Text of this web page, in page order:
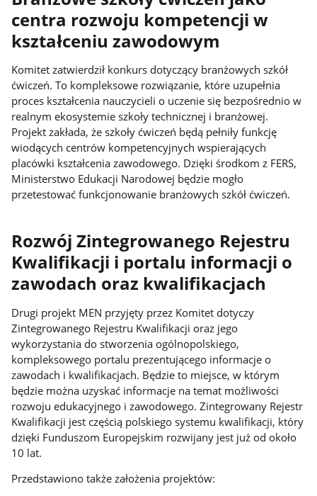
centra rozwoju kompetencji w
kształceniu zawodowym
Komitet zatwierdził konkurs dotyczący branżowych szkół
ćwiczeń. To kompleksowe rozwiązanie, które uzupełnia
proces kształcenia nauczycieli o uczenie się bezpośrednio w
realnym ekosystemie szkoły technicznej i branżowej.
Projekt zakłada, że szkoły ćwiczeń będą pełniły funkcję
wiodących centrów kompetencyjnych wspierających
placówki kształcenia zawodowego. Dzięki środkom z FERS,
Ministerstwo Edukacji Narodowej będzie mogło
przetestować funkcjonowanie branżowych szkół ćwiczeń.
Rozwój Zintegrowanego Rejestru
Kwalifikacji i portalu informacji o
zawodach oraz kwalifikacjach
Drugi projekt MEN przyjęty przez Komitet dotyczy
Zintegrowanego Rejestru Kwalifikacji oraz jego
wykorzystania do stworzenia ogólnopolskiego,
kompleksowego portalu prezentującego informacje o
zawodach i kwalifikacjach. Będzie to miejsce, w którym
będzie można uzyskać informacje na temat możliwości
rozwoju edukacyjnego i zawodowego. Zintegrowany Rejestr
Kwalifikacji jest częścią polskiego systemu kwalifikacji, który
dzięki Funduszom Europejskim rozwijany jest już od około
10 lat.
Przedstawiono także założenia projektów: